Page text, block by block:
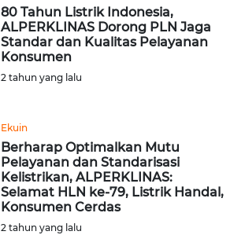
80 Tahun Listrik Indonesia,
ALPERKLINAS Dorong PLN Jaga
Standar dan Kualitas Pelayanan
Konsumen
2 tahun yang lalu
Ekuin
Berharap Optimalkan Mutu
Pelayanan dan Standarisasi
Kelistrikan, ALPERKLINAS:
Selamat HLN ke-79, Listrik Handal,
Konsumen Cerdas
2 tahun yang lalu